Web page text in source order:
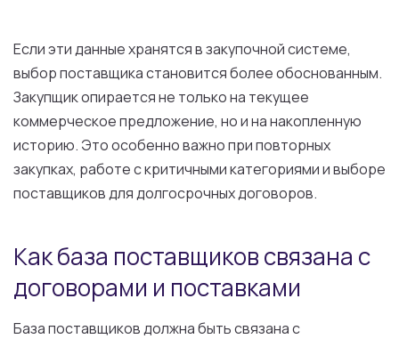
Если эти данные хранятся в закупочной системе,
выбор поставщика становится более обоснованным.
Закупщик опирается не только на текущее
коммерческое предложение, но и на накопленную
историю. Это особенно важно при повторных
закупках, работе с критичными категориями и выборе
поставщиков для долгосрочных договоров.
Как база поставщиков связана с
договорами и поставками
База поставщиков должна быть связана с